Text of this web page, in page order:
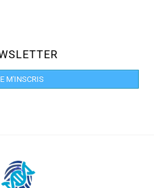
M'INSCRIS
Back
To